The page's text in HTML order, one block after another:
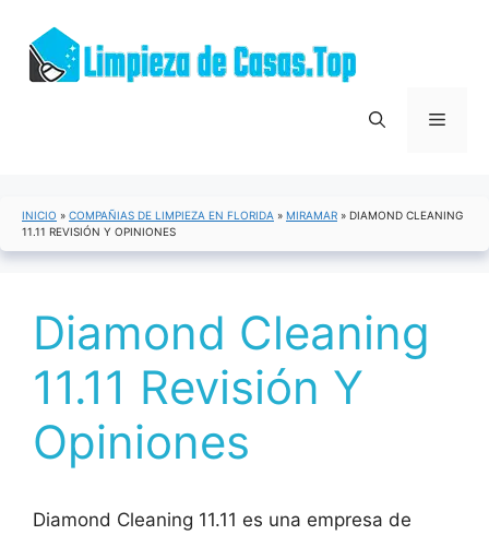
contenido
Menú
INICIO » COMPAÑIAS DE LIMPIEZA EN FLORIDA » MIRAMAR » DIAMOND CLEANING
11.11 REVISIÓN Y OPINIONES
Diamond Cleaning
11.11 Revisión Y
Opiniones
Diamond Cleaning 11.11 es una empresa de